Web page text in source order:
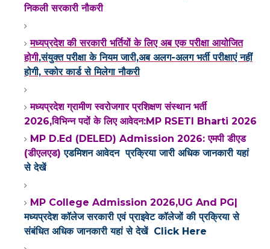
निकली सरकारी नौकरी
मध्यप्रदेश की सरकारी भर्तियों के लिए अब एक परीक्षा आयोजित
होगी,संयुक्त परीक्षा के नियम जारी,अब अलग-अलग भर्ती परीक्षाएं नहीं
होगी, स्कोर कार्ड से मिलेगा नौकरी
मध्यप्रदेश ग्रामीण स्वरोजगार प्रशिक्षण संस्थान भर्ती
2026,विभिन्न पदों के लिए आवेदन:MP RSETI Bharti 2026
MP D.Ed (DELED) Admission 2026: एमपी डीएड
(डीएलएड) एडमिशन आवेदन प्रक्रिया जारी अधिक जानकारी यहां
से देखें
MP College Admission 2026,UG And PG|
मध्यप्रदेश कॉलेज सरकारी एवं प्राइवेट कॉलेजों की प्रक्रिया से
संबंधित अधिक जानकारी यहां से देखें Click Here